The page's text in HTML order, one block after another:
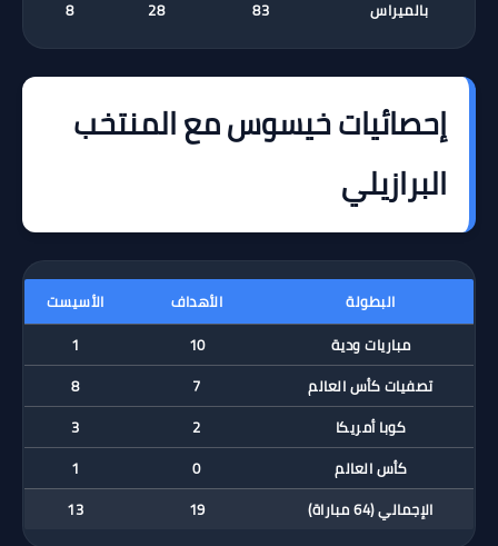
بالميراس
إحصائيات خيسوس مع المنتخب
البرازيلي
البطولة الأهداف
الأسيست
مباريات ودية
تصفيات كأس العالم
كوبا أمريكا
كأس العالم
الإجمالي (64 مباراة)